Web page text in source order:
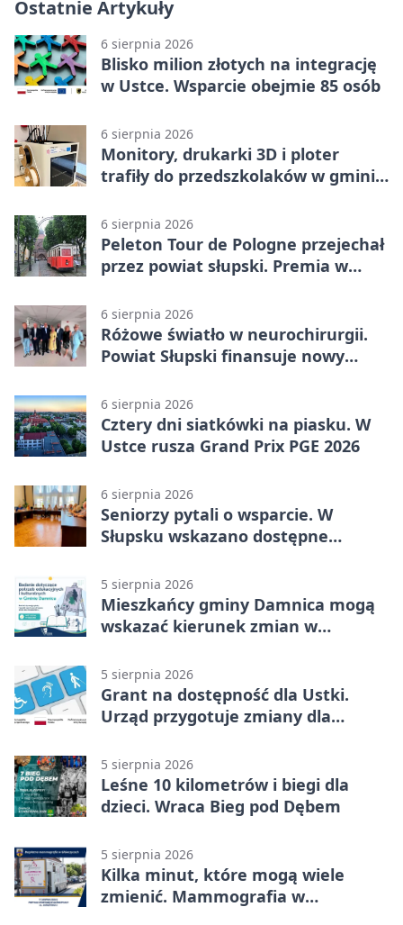
Ostatnie Artykuły
6 sierpnia 2026
Blisko milion złotych na integrację
w Ustce. Wsparcie obejmie 85 osób
6 sierpnia 2026
Monitory, drukarki 3D i ploter
trafiły do przedszkolaków w gminie
6 sierpnia 2026
Peleton Tour de Pologne przejechał
przez powiat słupski. Premia w
6 sierpnia 2026
Różowe światło w neurochirurgii.
Powiat Słupski finansuje nowy
6 sierpnia 2026
Cztery dni siatkówki na piasku. W
Ustce rusza Grand Prix PGE 2026
6 sierpnia 2026
Seniorzy pytali o wsparcie. W
Słupsku wskazano dostępne
5 sierpnia 2026
Mieszkańcy gminy Damnica mogą
wskazać kierunek zmian w
5 sierpnia 2026
Grant na dostępność dla Ustki.
Urząd przygotuje zmiany dla
5 sierpnia 2026
Leśne 10 kilometrów i biegi dla
dzieci. Wraca Bieg pod Dębem
5 sierpnia 2026
Kilka minut, które mogą wiele
zmienić. Mammografia w